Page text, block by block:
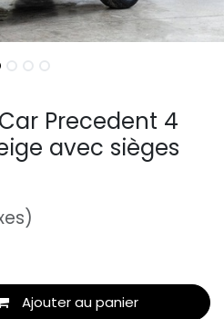
Precedent 4
avec sièges
Ajouter au panier